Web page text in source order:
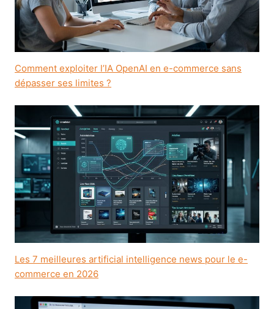
Comment exploiter l’IA OpenAI en e-commerce sans
dépasser ses limites ?
Les 7 meilleures artificial intelligence news pour le e-
commerce en 2026